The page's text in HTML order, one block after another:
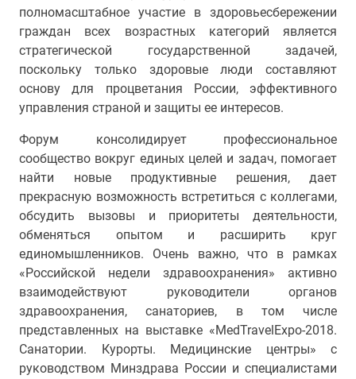
полномасштабное участие в здоровьесбережении
граждан всех возрастных категорий является
стратегической государственной задачей,
поскольку только здоровые люди составляют
основу для процветания России, эффективного
управления страной и защиты ее интересов.
Форум консолидирует профессиональное
сообщество вокруг единых целей и задач, помогает
найти новые продуктивные решения, дает
прекрасную возможность встретиться с коллегами,
обсудить вызовы и приоритеты деятельности,
обменяться опытом и расширить круг
единомышленников. Очень важно, что в рамках
«Российской недели здравоохранения» активно
взаимодействуют руководители органов
здравоохранения, санаториев, в том числе
представленных на выставке «MedTravelExpo-2018.
Санатории. Курорты. Медицинские центры» с
руководством Минздрава России и специалистами